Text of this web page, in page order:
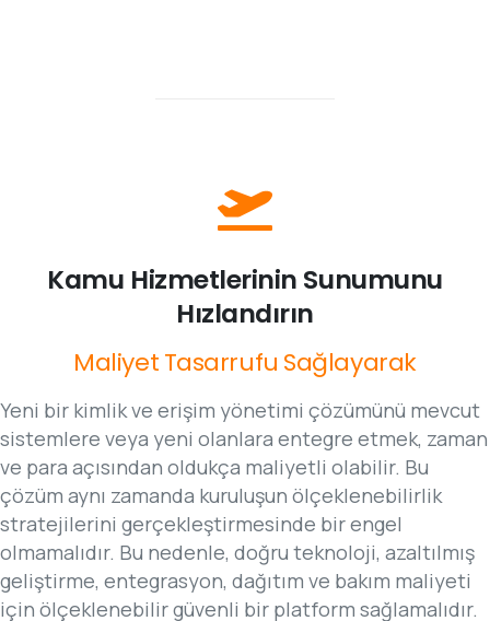
Kamu Hizmetlerinin Sunumunu
Hızlandırın
MaliyetTasarrufu Sağlayarak
Yeni bir kimlik ve erişim yönetimi çözümünü mevcut
sistemlere veya yeni olanlara entegre etmek, zaman
ve para açısından oldukça maliyetli olabilir. Bu
çözüm aynı zamanda kuruluşun ölçeklenebilirlik
stratejilerini gerçekleştirmesinde bir engel
olmamalıdır. Bu nedenle, doğru teknoloji, azaltılmış
geliştirme, entegrasyon, dağıtım ve bakım maliyeti
için ölçeklenebilir güvenli bir platform sağlamalıdır.